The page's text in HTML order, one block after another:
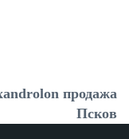
продажа
Псков